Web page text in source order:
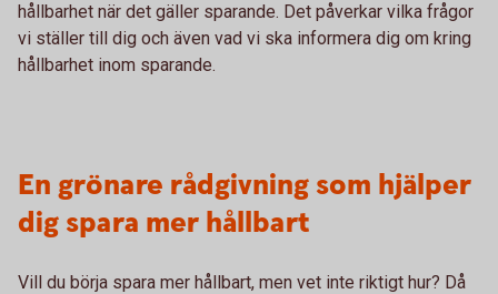
hållbarhet när det gäller sparande. Det påverkar vilka frågor
vi ställer till dig och även vad vi ska informera dig om kring
hållbarhet inom sparande.
En grönare rådgivning som hjälper
dig spara mer hållbart
Vill du börja spara mer hållbart, men vet inte riktigt hur? Då